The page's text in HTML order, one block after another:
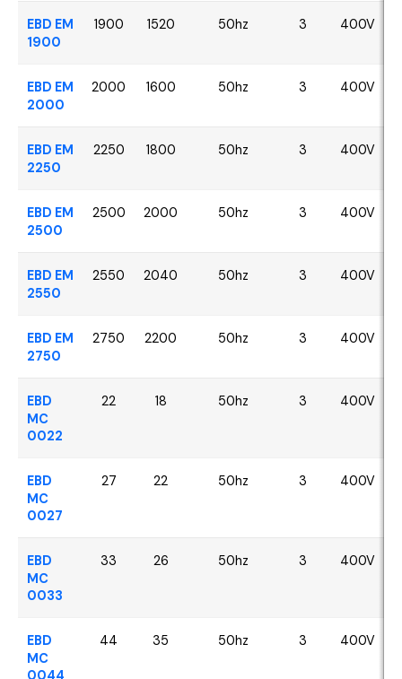
EBD EM
1900
1900 1520 50hz 3 400V
EBD EM
2000
2000 1600 50hz 3 400V
EBD EM
2250
2250 1800 50hz 3 400V
EBD EM
2500
2500 2000 50hz 3 400V
EBD EM
2550
2550 2040 50hz 3 400V
EBD EM
2750
2750 2200 50hz 3 400V
EBD
MC
0022
22 18 50hz 3 400V
EBD
MC
0027
27 22 50hz 3 400V
EBD
MC
0033
33 26 50hz 3 400V
EBD
MC
0044
44 35 50hz 3 400V